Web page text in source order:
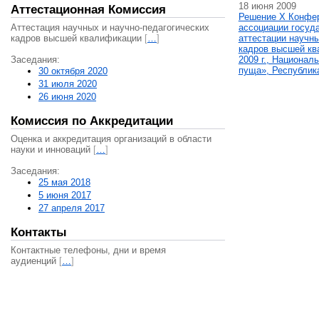
Аттестационная Комиссия
Аттестация научных и научно-педагогических
кадров высшей квалификации […]
Заседания:
30 октября 2020
31 июля 2020
26 июня 2020
Комиссия по Аккредитации
Оценка и аккредитация организаций в области
науки и инноваций […]
Заседания:
25 мая 2018
5 июня 2017
27 апреля 2017
Контакты
Контактные телефоны, дни и время
аудиенций […]
18 июня 2009
Решение X
ассоциации
аттестации
кадров высшей
2009 г.,
пуща»,